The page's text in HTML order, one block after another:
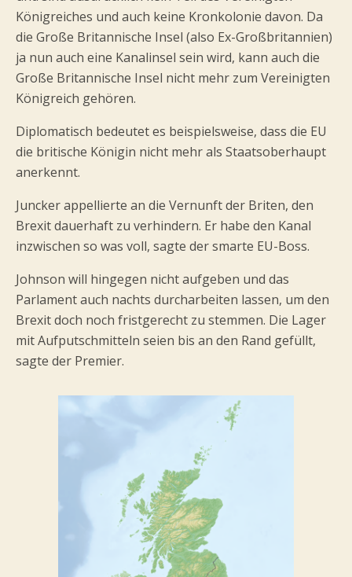
Königreiches und auch keine Kronkolonie davon. Da
die Große Britannische Insel (also Ex-Großbritannien)
ja nun auch eine Kanalinsel sein wird, kann auch die
Große Britannische Insel nicht mehr zum Vereinigten
Königreich gehören.
Diplomatisch bedeutet es beispielsweise, dass die EU
die britische Königin nicht mehr als Staatsoberhaupt
anerkennt.
Juncker appellierte an die Vernunft der Briten, den
Brexit dauerhaft zu verhindern. Er habe den Kanal
inzwischen so was voll, sagte der smarte EU-Boss.
Johnson will hingegen nicht aufgeben und das
Parlament auch nachts durcharbeiten lassen, um den
Brexit doch noch fristgerecht zu stemmen. Die Lager
mit Aufputschmitteln seien bis an den Rand gefüllt,
sagte der Premier.